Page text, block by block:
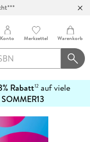
Konto Merkzettel Warenkorb
Rabatt12 auf viele
SOMMER13